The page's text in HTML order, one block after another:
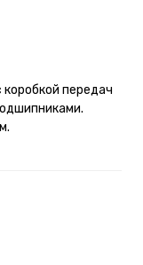
передач